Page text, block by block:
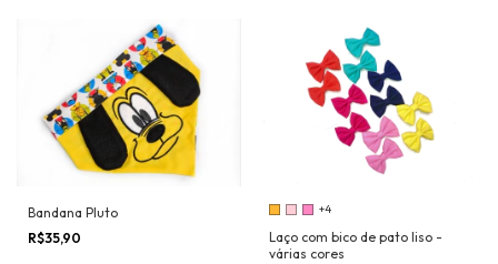
Bandana Pluto
R$35,90
+4
Laço com bico de pato liso -
várias cores